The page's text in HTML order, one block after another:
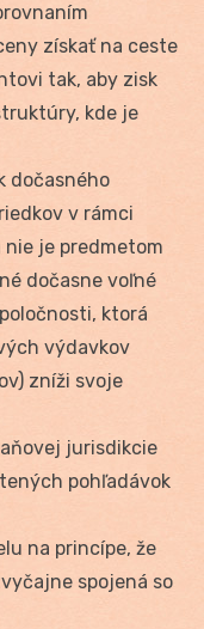
získať na ceste
tak, aby zisk
kde je
dočasného
v rámci
je predmetom
dočasne voľné
ktorá
výdavkov
zníži svoje
jurisdikcie
pohľadávok
na princípe, že
spojená so